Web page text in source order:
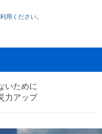
用ください。
いために
力アップ